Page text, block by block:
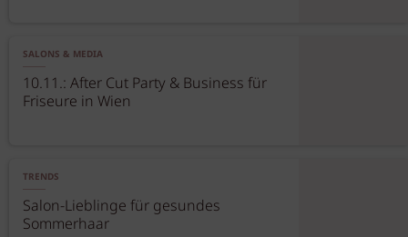
SALONS & MEDIA
10.11.: After Cut Party & Business für
Friseure in Wien
TRENDS
Salon-Lieblinge für gesundes
Sommerhaar